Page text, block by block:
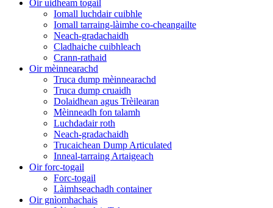
Oir uidheam togail
Iomall luchdair cuibhle
Iomall tarraing-làimhe co-cheangailte
Neach-gradachaidh
Cladhaiche cuibhleach
Crann-rathaid
Oir mèinnearachd
Truca dump mèinnearachd
Truca dump cruaidh
Dolaidhean agus Trèilearan
Mèinneadh fon talamh
Luchdadair roth
Neach-gradachaidh
Trucaichean Dump Articulated
Inneal-tarraing Artaigeach
Oir forc-togail
Forc-togail
Làimhseachadh container
Oir gnìomhachais